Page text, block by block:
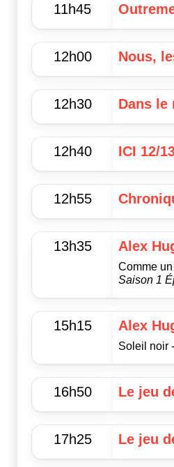
11h45
12h00 Nous,
12h30 Dans le
12h40 ICI 12/
12h55
13h35 Alex
Comme
Saison 1
15h15 Alex
Soleil noir -
16h50 Le jeu
17h25 Le jeu